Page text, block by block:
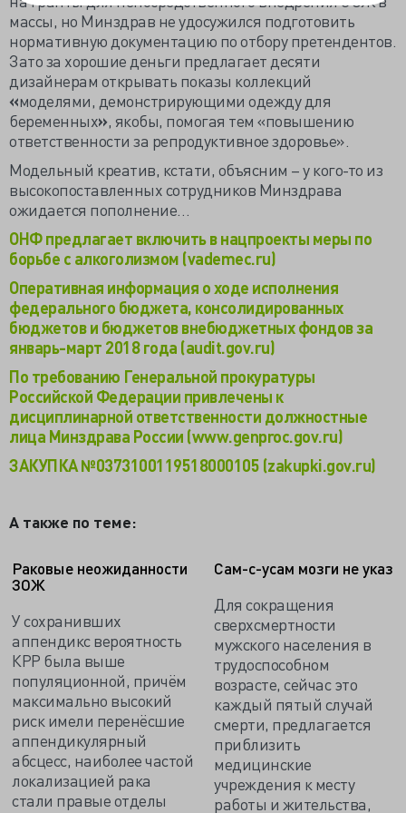
массы, но Минздрав не удосужился подготовить
нормативную документацию по отбору претендентов.
Зато за хорошие деньги предлагает десяти
дизайнерам открывать показы коллекций
«моделями, демонстрирующими одежду для
беременных», якобы, помогая тем «повышению
ответственности за репродуктивное здоровье».
Модельный креатив, кстати, объясним – у кого-то из
высокопоставленных сотрудников Минздрава
ожидается пополнение…
ОНФ предлагает включить в нацпроекты меры по
борьбе с алкоголизмом (vademec.ru)
Оперативная информация о ходе исполнения
федерального бюджета, консолидированных
бюджетов и бюджетов внебюджетных фондов за
январь-март 2018 года (audit.gov.ru)
По требованию Генеральной прокуратуры
Российской Федерации привлечены к
дисциплинарной ответственности должностные
лица Минздрава России (www.genproc.gov.ru)
ЗАКУПКА №0373100119518000105 (zakupki.gov.ru)
А также по теме:
Раковые неожиданности
ЗОЖ
У сохранивших
аппендикс вероятность
КРР была выше
популяционной, причём
максимально высокий
риск имели перенёсшие
аппендикулярный
абсцесс, наиболее частой
локализацией рака
стали правые отделы
Сам-с-усам мозги не указ
Для сокращения
сверхсмертности
мужского населения в
трудоспособном
возрасте, сейчас это
каждый пятый случай
смерти, предлагается
приблизить
медицинские
учреждения к месту
работы и жительства,